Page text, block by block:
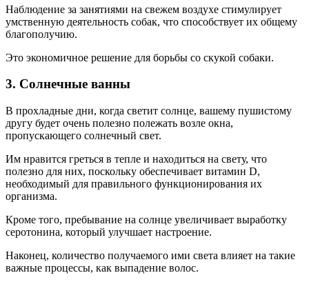
Наблюдение за занятиями на свежем воздухе стимулирует
умственную деятельность собак, что способствует их общему
благополучию.
Это экономичное решение для борьбы со скукой собаки.
3. Солнечные ванны
В прохладные дни, когда светит солнце, вашему пушистому
другу будет очень полезно полежать возле окна,
пропускающего солнечный свет.
Им нравится греться в тепле и находиться на свету, что
полезно для них, поскольку обеспечивает витамин D,
необходимый для правильного функционирования их
организма.
Кроме того, пребывание на солнце увеличивает выработку
серотонина, который улучшает настроение.
Наконец, количество получаемого ими света влияет на такие
важные процессы, как выпадение волос.